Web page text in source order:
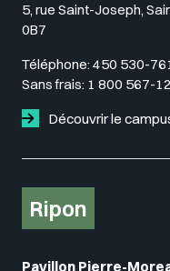
5, rue Saint-Joseph,
0B7
Téléphone: 450 530-
Sans frais: 1 800 567-
Découvrir le
Ripon
Pavillon Pierre-